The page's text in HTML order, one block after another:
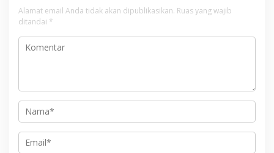
Alamat email Anda tidak akan dipublikasikan. Ruas yang wajib
ditandai *